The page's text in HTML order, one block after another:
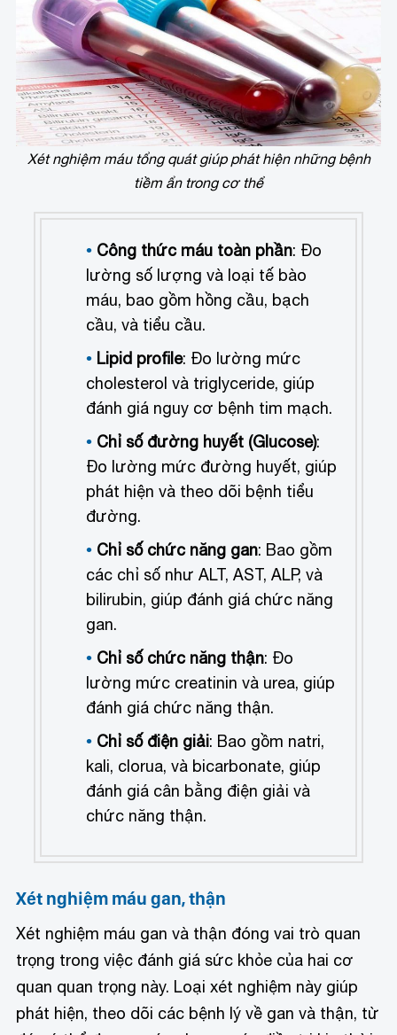
Xét nghiệm máu tổng quát giúp phát hiện những bệnh
tiềm ẩn trong cơ thể
Công thức máu toàn phần: Đo
lường số lượng và loại tế bào
máu, bao gồm hồng cầu, bạch
cầu, và tiểu cầu.
Lipid profile: Đo lường mức
cholesterol và triglyceride, giúp
đánh giá nguy cơ bệnh tim mạch.
Chỉ số đường huyết (Glucose):
Đo lường mức đường huyết, giúp
phát hiện và theo dõi bệnh tiểu
đường.
Chỉ số chức năng gan: Bao gồm
các chỉ số như ALT, AST, ALP, và
bilirubin, giúp đánh giá chức năng
gan.
Chỉ số chức năng thận: Đo
lường mức creatinin và urea, giúp
đánh giá chức năng thận.
Chỉ số điện giải: Bao gồm natri,
kali, clorua, và bicarbonate, giúp
đánh giá cân bằng điện giải và
chức năng thận.
Xét nghiệm máu gan, thận
Xét nghiệm máu gan và thận đóng vai trò quan
trọng trong việc đánh giá sức khỏe của hai cơ
quan quan trọng này. Loại xét nghiệm này giúp
phát hiện, theo dõi các bệnh lý về gan và thận, từ